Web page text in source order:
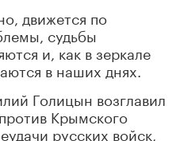
движется по
судьбы
и, как в зеркале
в наших днях.
Голицын возглавил
Крымского
русских войск,